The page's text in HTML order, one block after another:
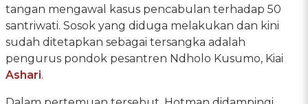
tangan mengawal kasus pencabulan terhadap 50
santriwati. Sosok yang diduga melakukan dan kini
sudah ditetapkan sebagai tersangka adalah
pengurus pondok pesantren Ndholo Kusumo, Kiai
Ashari.